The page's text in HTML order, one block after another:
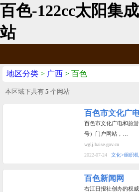
百色-122cc太阳集
站
地区分类 > 广西 > 百色
本区域下共有 5 个网站
百色市文化广
百色市文化广电和旅
号）门户网站，…
wglj.baise.gov.cn
2022-07-24
文化>组织
百色新闻网
右江日报社创办的权